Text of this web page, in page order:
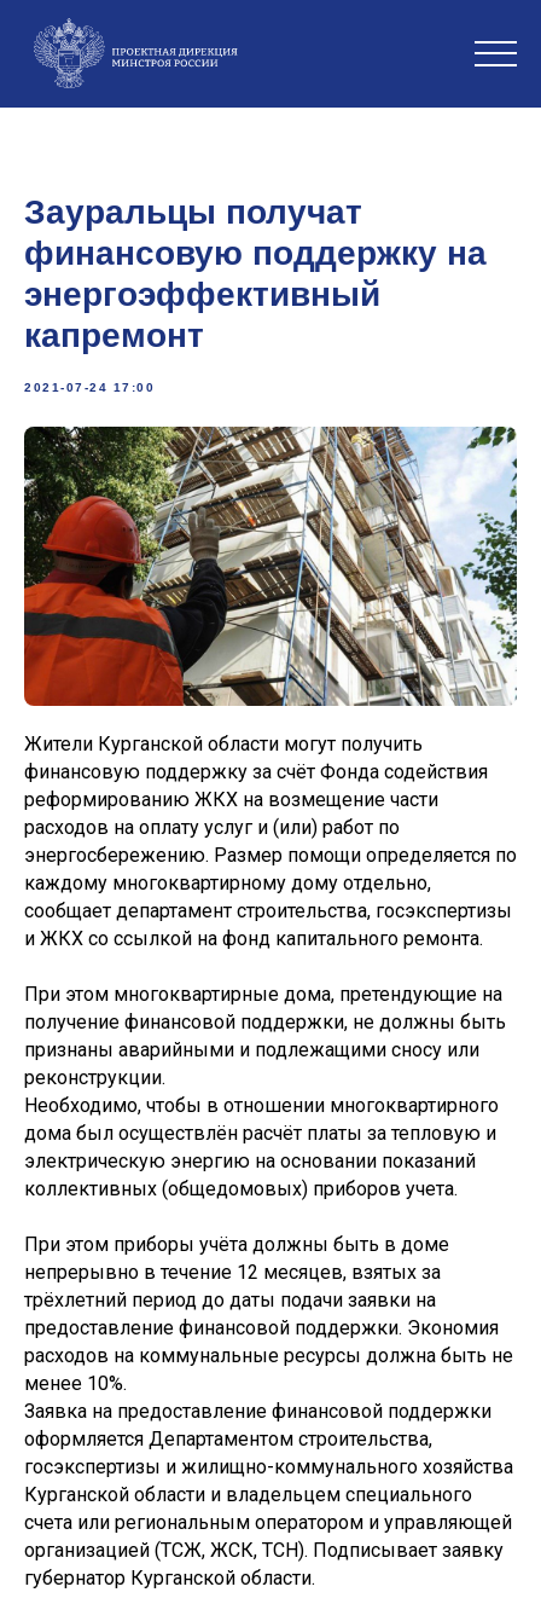
Зауральцы получат
финансовую поддержку на
энергоэффективный
капремонт
2021-07-24 17:00
Жители Курганской области могут получить
финансовую поддержку за счёт Фонда содействия
реформированию ЖКХ на возмещение части
расходов на оплату услуг и (или) работ по
энергосбережению. Размер помощи определяется по
каждому многоквартирному дому отдельно,
сообщает департамент строительства, госэкспертизы
и ЖКХ со ссылкой на фонд капитального ремонта.
При этом многоквартирные дома, претендующие на
получение финансовой поддержки, не должны быть
признаны аварийными и подлежащими сносу или
реконструкции.
Необходимо, чтобы в отношении многоквартирного
дома был осуществлён расчёт платы за тепловую и
электрическую энергию на основании показаний
коллективных (общедомовых) приборов учета.
При этом приборы учёта должны быть в доме
непрерывно в течение 12 месяцев, взятых за
трёхлетний период до даты подачи заявки на
предоставление финансовой поддержки. Экономия
расходов на коммунальные ресурсы должна быть не
менее 10%.
Заявка на предоставление финансовой поддержки
оформляется Департаментом строительства,
госэкспертизы и жилищно-коммунального хозяйства
Курганской области и владельцем специального
счета или региональным оператором и управляющей
организацией (ТСЖ, ЖСК, ТСН). Подписывает заявку
губернатор Курганской области.